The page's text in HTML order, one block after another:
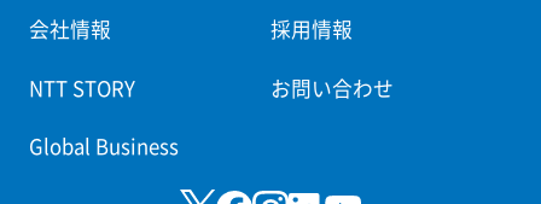
会社情報 採用情報
NTT STORY お問い合わせ
Global Business